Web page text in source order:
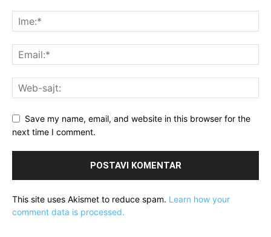
Save my name, email, and website in this browser for the
next time I comment.
This site uses Akismet to reduce spam. Learn how your
comment data is processed.